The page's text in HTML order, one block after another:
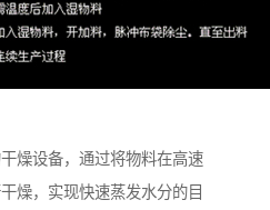
燥设备，通过将物料在高速
燥，实现快速蒸发水分的目